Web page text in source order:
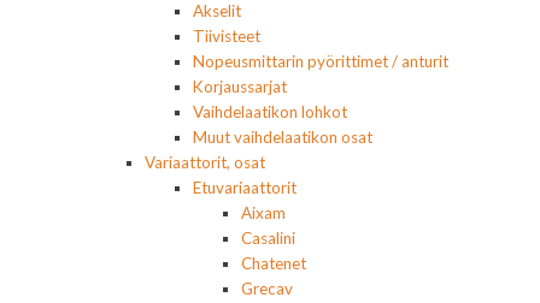
Akselit
Tiivisteet
Nopeusmittarin pyörittimet / anturit
Korjaussarjat
Vaihdelaatikon lohkot
Muut vaihdelaatikon osat
Variaattorit, osat
Etuvariaattorit
Aixam
Casalini
Chatenet
Grecav